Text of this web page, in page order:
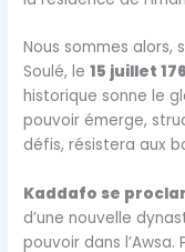
Nous sommes alors,
Soulé, le15 juillet
historique sonne le
pouvoir émerge,
défis, résistera aux
Kaddafo se
d’une nouvelle
pouvoir dans